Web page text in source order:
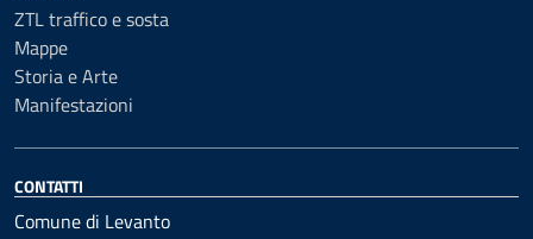
ZTL traffico e sosta
Mappe
Storia e Arte
Manifestazioni
CONTATTI
Comune di Levanto